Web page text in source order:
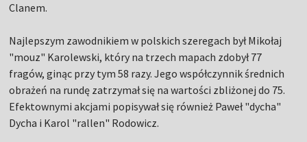
Clanem.
Najlepszym zawodnikiem w polskich szeregach był Mikołaj
"mouz" Karolewski, który na trzech mapach zdobył 77
fragów, ginąc przy tym 58 razy. Jego współczynnik średnich
obrażeń na rundę zatrzymał się na wartości zbliżonej do 75.
Efektownymi akcjami popisywał się również Paweł "dycha"
Dycha i Karol "rallen" Rodowicz.